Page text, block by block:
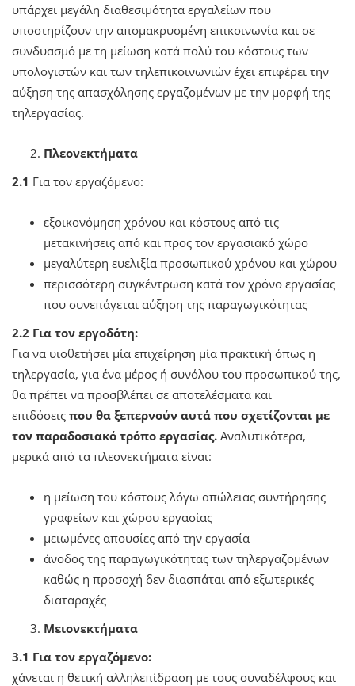
υπάρχει μεγάλη διαθεσιμότητα εργαλείων που
υποστηρίζουν την απομακρυσμένη επικοινωνία και σε
συνδυασμό με τη μείωση κατά πολύ του κόστους των
υπολογιστών και των τηλεπικοινωνιών έχει επιφέρει την
αύξηση της απασχόλησης εργαζομένων με την μορφή της
τηλεργασίας.
Πλεονεκτήματα
2.1 Για τον εργαζόμενο:
εξοικονόμηση χρόνου και κόστους από τις
μετακινήσεις από και προς τον εργασιακό χώρο
μεγαλύτερη ευελιξία προσωπικού χρόνου και χώρου
περισσότερη συγκέντρωση κατά τον χρόνο εργασίας
που συνεπάγεται αύξηση της παραγωγικότητας
2.2 Για τον εργοδότη:
Για να υιοθετήσει μία επιχείρηση μία πρακτική όπως η
τηλεργασία, για ένα μέρος ή συνόλου του προσωπικού της,
θα πρέπει να προσβλέπει σε αποτελέσματα και
επιδόσεις που θα ξεπερνούν αυτά που σχετίζονται με
τον παραδοσιακό τρόπο εργασίας. Αναλυτικότερα,
μερικά από τα πλεονεκτήματα είναι:
η μείωση του κόστους λόγω απώλειας συντήρησης
γραφείων και χώρου εργασίας
μειωμένες απουσίες από την εργασία
άνοδος της παραγωγικότητας των τηλεργαζομένων
καθώς η προσοχή δεν διασπάται από εξωτερικές
διαταραχές
Μειονεκτήματα
3.1 Για τον εργαζόμενο:
χάνεται η θετική αλληλεπίδραση με τους συναδέλφους και